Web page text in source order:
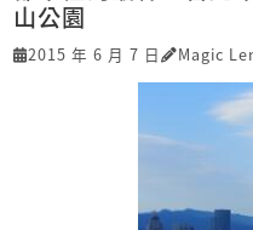
山公園
2015 年 6 月 7 日 Magic